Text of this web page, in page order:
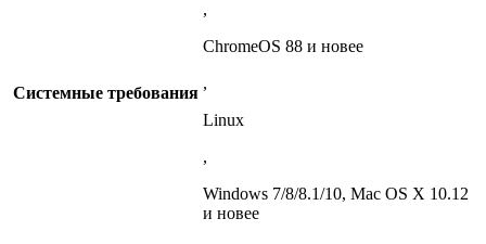
Системные требования
,
ChromeOS 88 и новее
,
Linux
,
Windows 7/8/8.1/10, Mac OS X 10.12
и новее